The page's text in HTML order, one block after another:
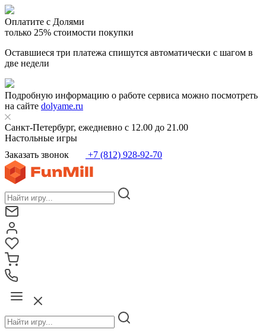
Оплатите с Долями
только 25% стоимости покупки
Оставшиеся три платежа спишутся автоматически с шагом в
две недели
Подробную информацию о работе сервиса можно посмотреть
на сайте dolyame.ru
Санкт-Петербург, ежедневно с 12.00 до 21.00
Настольные игры
Заказать звонок
+7 (812) 928-92-70